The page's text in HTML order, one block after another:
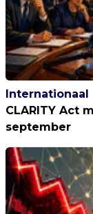
Internationaal
CLARITY Act
september